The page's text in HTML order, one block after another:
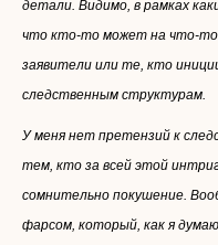
детали. Видимо, в рамках
что кто-то может на что-
заявители или те, кто
следственным структурам.
У меня нет претензий к
тем, кто за всей этой
сомнительно покушение.
фарсом, который, как я